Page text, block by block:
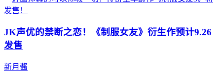
JK声优的禁断之恋！《制服女友》衍生作预计9.26
发售
新月酱